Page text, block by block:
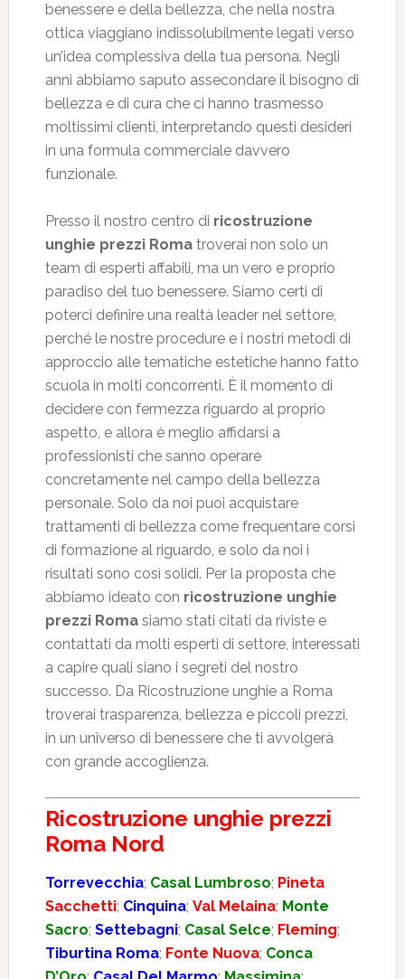
benessere e della bellezza, che nella nostra
ottica viaggiano indissolubilmente legati verso
un’idea complessiva della tua persona. Negli
anni abbiamo saputo assecondare il bisogno di
bellezza e di cura che ci hanno trasmesso
moltissimi clienti, interpretando questi desideri
in una formula commerciale davvero
funzionale.
Presso il nostro centro di ricostruzione
unghie prezzi Roma troverai non solo un
team di esperti affabili, ma un vero e proprio
paradiso del tuo benessere. Siamo certi di
poterci definire una realtà leader nel settore,
perché le nostre procedure e i nostri metodi di
approccio alle tematiche estetiche hanno fatto
scuola in molti concorrenti. È il momento di
decidere con fermezza riguardo al proprio
aspetto, e allora è meglio affidarsi a
professionisti che sanno operare
concretamente nel campo della bellezza
personale. Solo da noi puoi acquistare
trattamenti di bellezza come frequentare corsi
di formazione al riguardo, e solo da noi i
risultati sono così solidi. Per la proposta che
abbiamo ideato con ricostruzione unghie
prezzi Roma siamo stati citati da riviste e
contattati da molti esperti di settore, interessati
a capire quali siano i segreti del nostro
successo. Da Ricostruzione unghie a Roma
troverai trasparenza, bellezza e piccoli prezzi,
in un universo di benessere che ti avvolgerà
con grande accoglienza.
Ricostruzione unghie prezzi
Roma Nord
Torrevecchia; Casal Lumbroso; Pineta
Sacchetti; Cinquina; Val Melaina; Monte
Sacro; Settebagni; Casal Selce; Fleming;
Tiburtina Roma; Fonte Nuova; Conca